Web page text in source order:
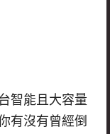
智能且大容量
有沒有曾經倒